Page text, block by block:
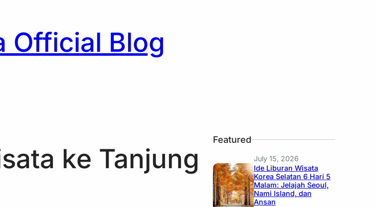
Official Blog
ke Tanjung
Featured
July 15, 2026
Ide Liburan Wisata
Korea Selatan 6 Hari 5
Malam: Jelajah Seoul,
Nami Island, dan
Ansan